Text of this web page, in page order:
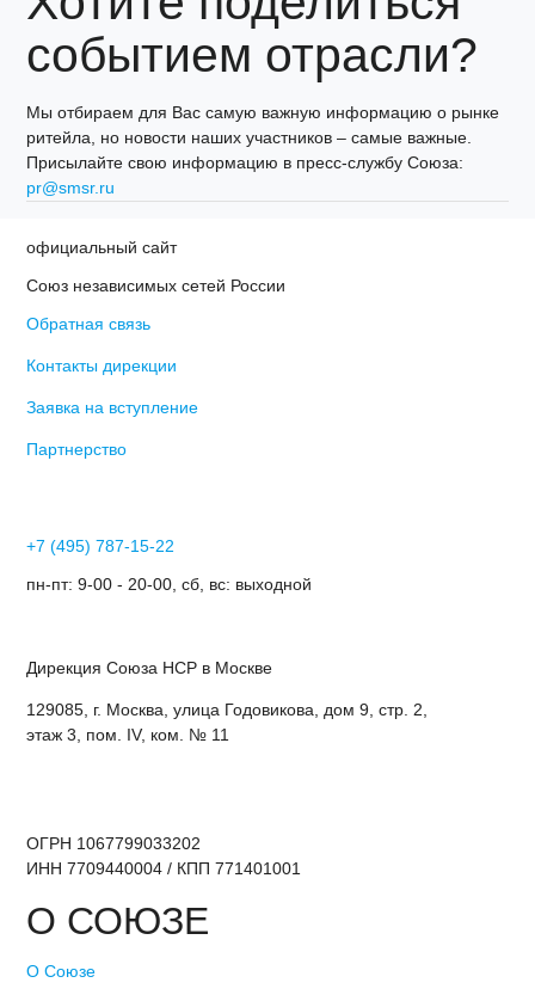
событием отрасли?
Мы отбираем для Вас самую важную информацию о рынке
ритейла, но новости наших участников – самые важные.
Присылайте свою информацию в пресс-службу Союза:
pr@smsr.ru
официальный сайт
Союз независимых сетей России
Обратная связь
Контакты дирекции
Заявка на вступление
Партнерство
+7 (495) 787-15-22
пн-пт: 9-00 - 20-00, сб, вс: выходной
Дирекция Cоюза НСР в Москве
129085, г. Москва, улица Годовикова, дом 9, стр. 2,
этаж 3, пом. IV, ком. № 11
ОГРН 1067799033202
ИНН 7709440004 / КПП 771401001
О СОЮЗЕ
О Союзе